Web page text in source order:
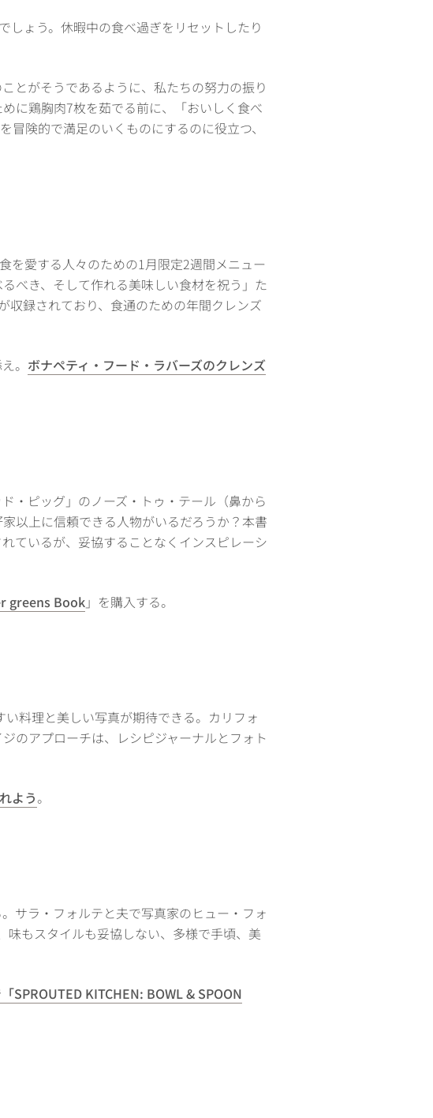
ょう。休暇中の食べ過ぎをリセットしたり
とがそうであるように、私たちの努力の振り
に鶏胸肉7枚を茹でる前に、「おいしく食べ
険的で満足のいくものにするのに役立つ、
を愛する人々のための1月限定2週間メニュー
べき、そして作れる美味しい食材を祝う」た
収録されており、食通のための年間クレンズ
。 ボナペティ・フード・ラバーズのクレンズ
・ピッグ」のノーズ・トゥ・テール（鼻から
以上に信頼できる人物がいるだろうか？本書
ているが、妥協することなくインスピレーシ
greens Book」を購入する。
料理と美しい写真が期待できる。カリフォ
のアプローチは、レシピジャーナルとフォト
よう。
サラ・フォルテと夫で写真家のヒュー・フォ
味もスタイルも妥協しない、多様で手頃、美
SPROUTED KITCHEN: BOWL & SPOON